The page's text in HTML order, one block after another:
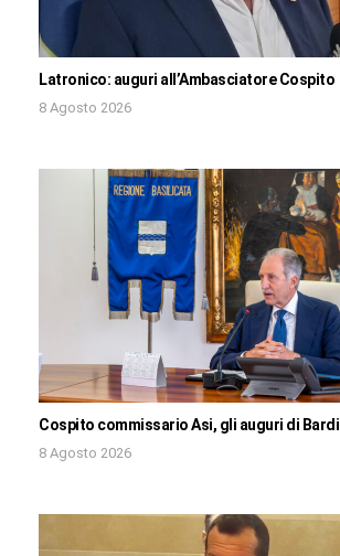
Latronico: auguri all’Ambasciatore Cospito
8 Agosto 2026
Cospito commissario Asi, gli auguri di Bardi
8 Agosto 2026